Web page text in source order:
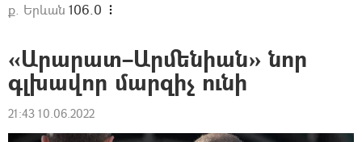
ք. Երևան 106.0
«Արարատ–Արմենիան» նոր
գլխավոր մարզիչ ունի
21:43 10.06.2022